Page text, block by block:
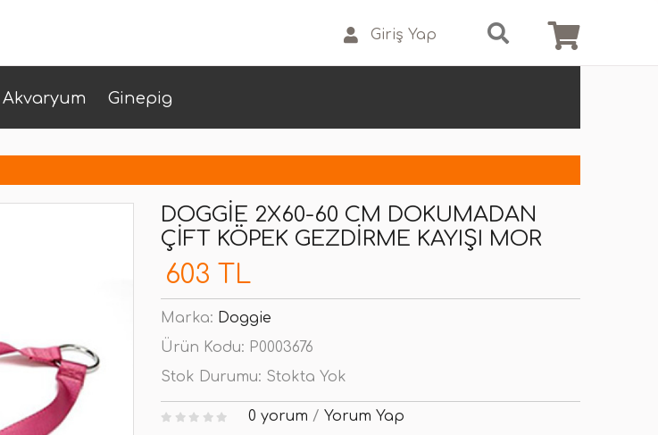
Giriş Yap
Akvaryum Ginepig
DOGGIE 2X60-60 CM DOKUMADAN
ÇIFT KÖPEK GEZDIRME KAYIŞI MOR
603 TL
Marka: Doggie
Ürün Kodu: P0003676
Stok Durumu: Stokta Yok
0 yorum / Yorum Yap